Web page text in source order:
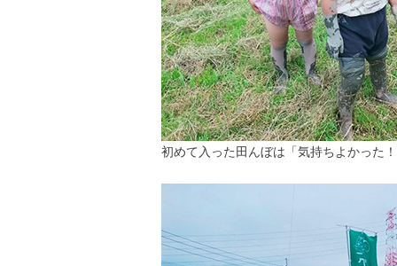
初めて入った田んぼは「気持ちよかった